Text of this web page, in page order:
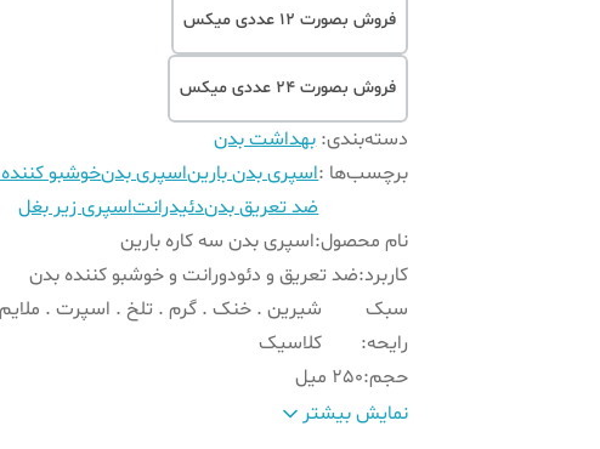
فروش بصورت 12 عددی میکس
فروش بصورت 24 عددی میکس
دسته‌بندی:بهداشت بدن
برچسب‌ها :اسپری بدن باریناسپری بدنخوشبو
ضد تعریق بدندئیدرانتاسپری زیر بغل
نام محصول:اسپری بدن سه کاره بارین
کاربرد:ضد تعریق و دئودورانت و خوشبو کننده بدن
سبک
رایحه:
شیرین . خنک . گرم . تلخ . اسپرت .
کلاسیک
حجم:250 میل
تاریخ انقضا:
2027/07/10نمایش بیشتر